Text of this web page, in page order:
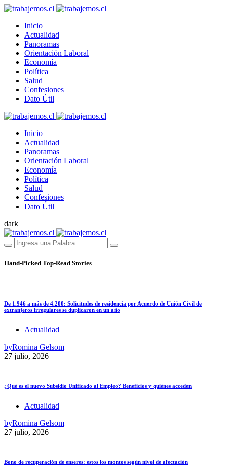
Inicio
Actualidad
Panoramas
Orientación Laboral
Economía
Política
Salud
Confesiones
Dato Útil
Inicio
Actualidad
Panoramas
Orientación Laboral
Economía
Política
Salud
Confesiones
Dato Útil
dark
Hand-Picked Top-Read Stories
De 1.946 a más de 4.200: Solicitudes de residencia por Acuerdo de Unión Civil de
extranjeros irregulares se duplicaron en un año
Actualidad
byRomina Gelsom
27 julio, 2026
¿Qué es el nuevo Subsidio Unificado al Empleo? Beneficios y quiénes acceden
Actualidad
byRomina Gelsom
27 julio, 2026
Bono de recuperación de enseres: estos los montos según nivel de afectación